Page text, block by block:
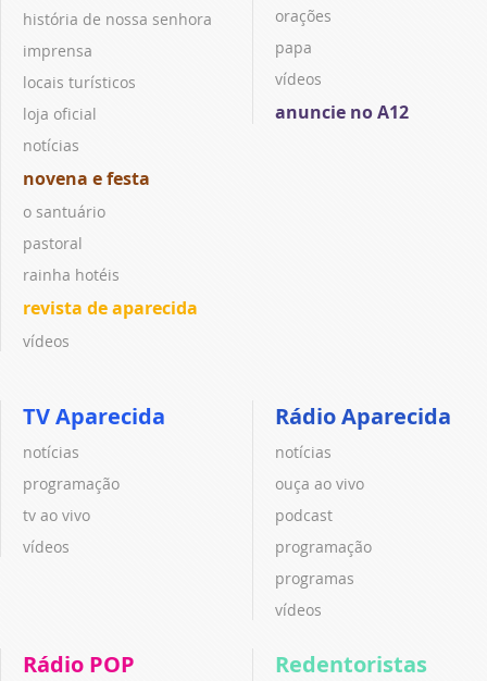
história de nossa senhora
imprensa
locais turísticos
loja oficial
notícias
novena e festa
o santuário
pastoral
rainha hotéis
revista de aparecida
vídeos
orações
papa
vídeos
anuncie no A12
TV Aparecida
notícias
programação
tv ao vivo
vídeos
Rádio Aparecida
notícias
ouça ao vivo
podcast
programação
programas
vídeos
Rádio POP Redentoristas